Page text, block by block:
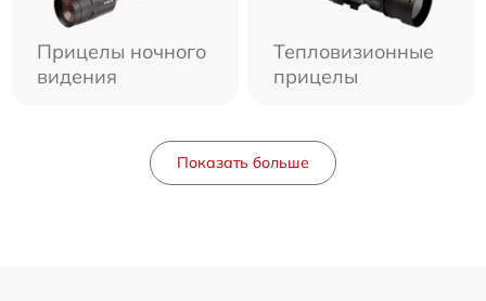
Прицелы ночного
видения
Тепловизионные
прицелы
Показать больше